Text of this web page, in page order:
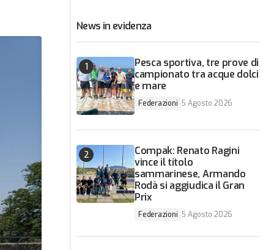
News in evidenza
Pesca sportiva, tre prove di
campionato tra acque dolci
e mare
Federazioni 5 Agosto 2026
Compak: Renato Ragini
vince il titolo
sammarinese, Armando
Rodà si aggiudica il Gran
Prix
Federazioni 5 Agosto 2026